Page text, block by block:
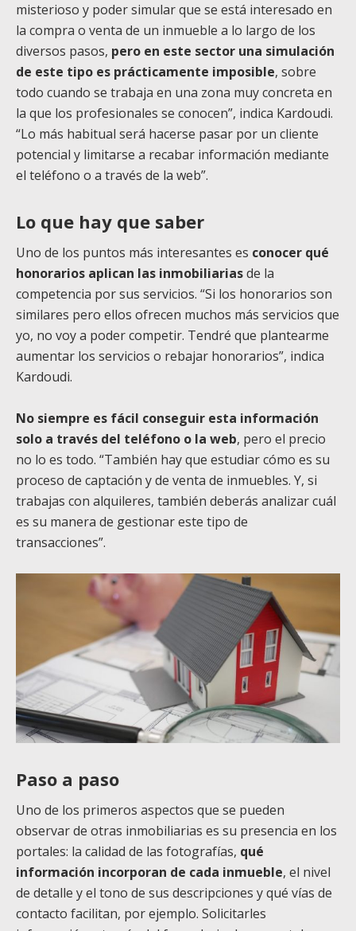
misterioso y poder simular que se está interesado en
la compra o venta de un inmueble a lo largo de los
diversos pasos, pero en este sector una simulación
de este tipo es prácticamente imposible, sobre
todo cuando se trabaja en una zona muy concreta en
la que los profesionales se conocen”, indica Kardoudi.
“Lo más habitual será hacerse pasar por un cliente
potencial y limitarse a recabar información mediante
el teléfono o a través de la web”.
Lo que hay que saber
Uno de los puntos más interesantes es conocer qué
honorarios aplican las inmobiliariasde la
competencia por sus servicios. “Si los honorarios son
similares pero ellos ofrecen muchos más servicios que
yo, no voy a poder competir. Tendré que plantearme
aumentar los servicios o rebajar honorarios”, indica
Kardoudi.
No siempre es fácil conseguir esta información
solo a través del teléfono o la web, pero el precio
no lo es todo. “También hay que estudiar cómo es su
proceso de captación y de venta de inmuebles. Y, si
trabajas con alquileres, también deberás analizar cuál
es su manera de gestionar este tipo de
transacciones”.
Paso a paso
Uno de los primeros aspectos que se pueden
observar de otras inmobiliarias es su presencia en los
portales: la calidad de las fotografías, qué
información incorporan de cada inmueble, el nivel
de detalle y el tono de sus descripciones y qué vías de
contacto facilitan, por ejemplo. Solicitarles